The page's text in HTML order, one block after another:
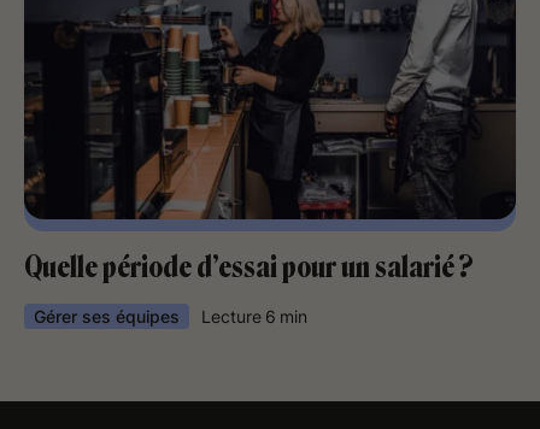
Quelle période d’essai pour un salarié ?
Gérer ses équipes Lecture 6 min